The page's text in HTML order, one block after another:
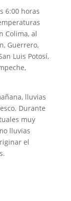
6:00 horas
Colima, al
Guerrero,
Luis Potosí,
lluvias
Durante
muy
lluvias
el